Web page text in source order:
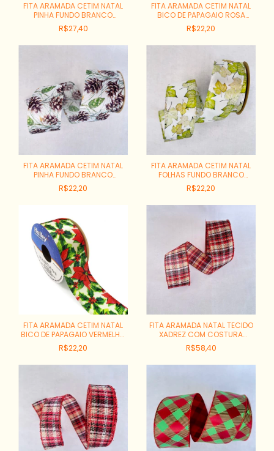
FITA ARAMADA CETIM NATAL
PINHA FUNDO BRANCO
REF:5357-1174
R$27,40
FITA ARAMADA CETIM NATAL
BICO DE PAPAGAIO ROSA
FUNDO CREME REF:5837-1106
R$22,20
FITA ARAMADA CETIM NATAL
PINHA FUNDO BRANCO
REF:6349-1174
R$22,20
FITA ARAMADA CETIM NATAL
FOLHAS FUNDO BRANCO
REF:6351-1176
R$22,20
FITA ARAMADA CETIM NATAL
BICO DE PAPAGAIO VERMELHO
FUNDO CREME REF:5835-1104
R$22,20
FITA ARAMADA NATAL TECIDO
XADREZ COM COSTURA
REF:73286-001
R$58,40